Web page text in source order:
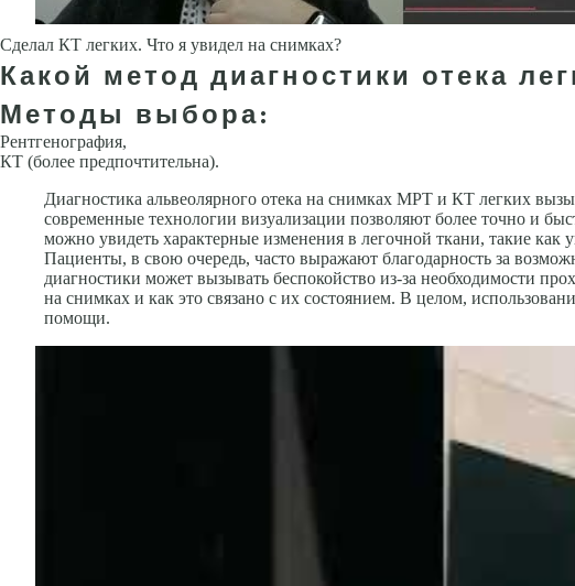
Сделал КТ легких. Что я увидел на снимках?
Какой метод диагностики отека
Методы выбора:
Рентгенография,
КТ (более предпочтительна).
Диагностика альвеолярного отека на снимках МРТ и КТ легких
современные технологии визуализации позволяют более точно и
можно увидеть характерные изменения в легочной ткани, такие
Пациенты, в свою очередь, часто выражают благодарность за
диагностики может вызывать беспокойство из-за необходимости
на снимках и как это связано с их состоянием. В целом,
помощи.